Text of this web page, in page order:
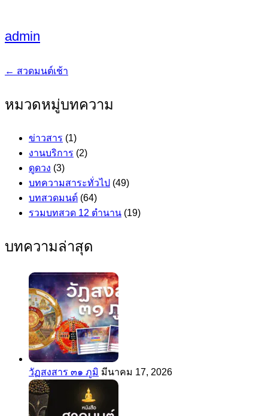
admin
แนะแนว
เรื่อง
← สวดมนต์เช้า
หมวดหมู่บทความ
ข่าวสาร (1)
งานบริการ (2)
ดูดวง (3)
บทความสาระทั่วไป (49)
บทสวดมนต์ (64)
รวมบทสวด 12 ตำนาน (19)
บทความล่าสุด
วัฏสงสาร ๓๑ ภูมิ มีนาคม 17, 2026